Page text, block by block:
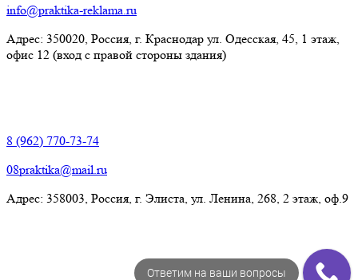
info@praktika-reklama.ru
Адрес: 350020, Россия, г. Краснодар ул. Одесская, 45, 1 этаж,
офис 12 (вход с правой стороны здания)
8 (962) 770-73-74
08praktika@mail.ru
Адрес:​ 358003, Россия, г. Элиста, ул. Ленина, 268, 2 этаж, оф.9
Ответим на ваши вопросы